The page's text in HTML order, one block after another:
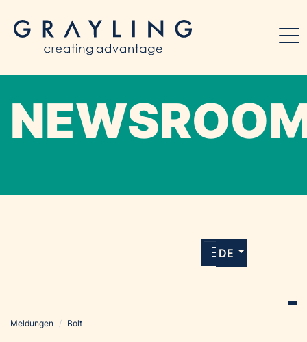
allen Meldungen und Downloads unserer
DE
Meldungen / Bolt